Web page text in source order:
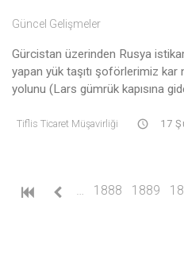
Güncel Gelişmeler
Gürcistan üzerinden Rusya
yapan yük taşıtı şoförlerimiz kar
yolunu (Lars gümrük kapısına
Tiflis Ticaret Müşavirliği 17
1888 1889